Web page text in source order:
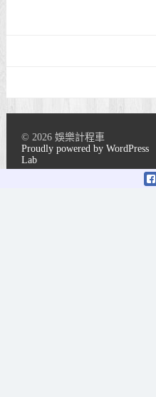
© 2026 娛樂計程車
Proudly powered by WordPress
Lab